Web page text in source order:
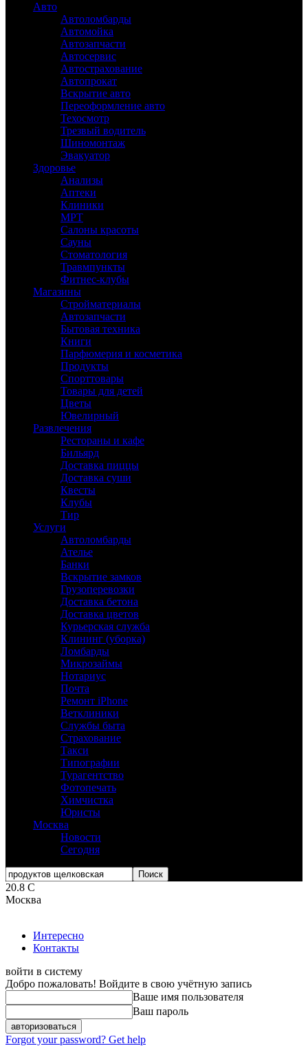
Авто
Автоломбарды
Автомойка
Автозапчасти
Автосервис
Автострахование
Автопрокат
Вскрытие авто
Переоформление авто
Техосмотр
Трезвый водитель
Шиномонтаж
Эвакуатор
Здоровье
Анализы
Аптеки
Клиники
МРТ
Салоны красоты
Сауны
Стоматология
Травмпункты
Фитнес-клубы
Магазины
Стройматериалы
Автозапчасти
Бытовая техника
Книги
Парфюмерия и косметика
Продукты
Спорттовары
Товары для детей
Цветы
Ювелирный
Развлечения
Рестораны и кафе
Бильярд
Доставка пиццы
Доставка суши
Квесты
Клубы
Тир
Услуги
Автоломбарды
Ателье
Банки
Вскрытие замков
Грузоперевозки
Доставка бетона
Доставка цветов
Курьерская служба
Клининг (уборка)
Ломбарды
Микрозаймы
Нотариус
Почта
Ремонт iPhone
Ветклиники
Службы быта
Страхование
Такси
Типографии
Турагентство
Фотопечать
Химчистка
Юристы
Москва
Новости
Сегодня
20.8 C
Москва
Интересно
Контакты
войти в систему
Добро пожаловать! Войдите в свою учётную запись
Ваше имя пользователя
Ваш пароль
Forgot your password? Get help